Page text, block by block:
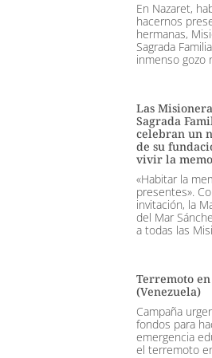
En Nazaret,
hacernos
hermanas,
Sagrada
inmenso gozo
Las
Sagrada
celebran un
de su
vivir la
«Habitar la
presentes».
invitación, la
del Mar
a todas las
Terremoto en
(Venezuela)
Campaña
fondos para
emergencia
el terremoto